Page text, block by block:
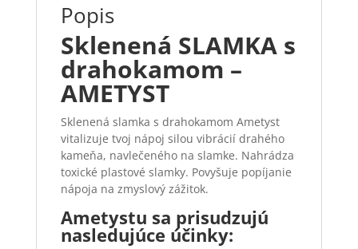
Popis
Sklenená SLAMKA s
drahokamom –
AMETYST
Sklenená slamka s drahokamom Ametyst
vitalizuje tvoj nápoj silou vibrácií drahého
kameňa, navlečeného na slamke. Nahrádza
toxické plastové slamky. Povyšuje popíjanie
nápoja na zmyslový zážitok.
Ametystu sa prisudzujú
nasledujúce účinky: